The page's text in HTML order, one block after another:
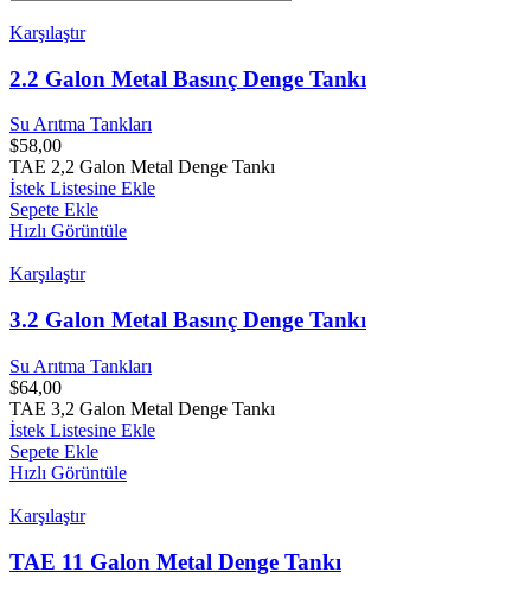
Karşılaştır
2.2 Galon Metal Basınç Denge Tankı
Su Arıtma Tankları
$58,00
TAE 2,2 Galon Metal Denge Tankı
İstek Listesine Ekle
Sepete Ekle
Hızlı Görüntüle
Karşılaştır
3.2 Galon Metal Basınç Denge Tankı
Su Arıtma Tankları
$64,00
TAE 3,2 Galon Metal Denge Tankı
İstek Listesine Ekle
Sepete Ekle
Hızlı Görüntüle
Karşılaştır
TAE 11 Galon Metal Denge Tankı